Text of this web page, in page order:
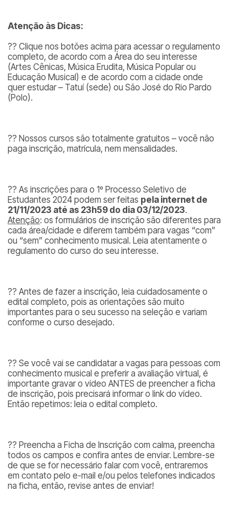
Atenção às Dicas:
?? Clique nos botões acima para acessar o regulamento
completo, de acordo com a Área do seu interesse
(Artes Cênicas, Música Erudita, Música Popular ou
Educação Musical) e de acordo com a cidade onde
quer estudar – Tatuí (sede) ou São José do Rio Pardo
(Polo).
?? Nossos cursos são totalmente gratuitos – você não
paga inscrição, matrícula, nem mensalidades.
?? As inscrições para o 1º Processo Seletivo de
Estudantes 2024 podem ser feitas pela internet de
21/11/2023 até as 23h59 do dia 03/12/2023.
Atenção: os formulários de inscrição são diferentes para
cada área/cidade e diferem também para vagas “com”
ou “sem” conhecimento musical. Leia atentamente o
regulamento do curso do seu interesse.
?? Antes de fazer a inscrição, leia cuidadosamente o
edital completo, pois as orientações são muito
importantes para o seu sucesso na seleção e variam
conforme o curso desejado.
?? Se você vai se candidatar a vagas para pessoas com
conhecimento musical e preferir a avaliação virtual, é
importante gravar o vídeo ANTES de preencher a ficha
de inscrição, pois precisará informar o link do vídeo.
Então repetimos: leia o edital completo.
?? Preencha a Ficha de Inscrição com calma, preencha
todos os campos e confira antes de enviar. Lembre-se
de que se for necessário falar com você, entraremos
em contato pelo e-mail e/ou pelos telefones indicados
na ficha, então, revise antes de enviar!